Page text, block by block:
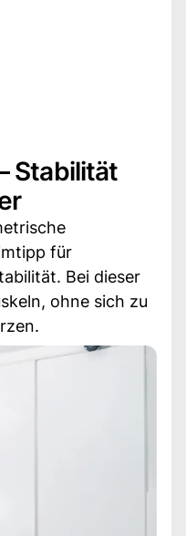
Stabilität
für
Bei dieser
ohne sich zu